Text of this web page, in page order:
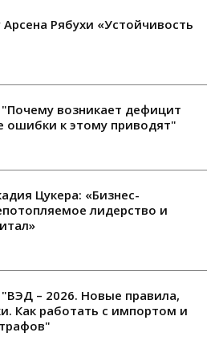
Рябухи «Устойчивость
возникает дефицит
ошибки к этому приводят"
Цукера: «Бизнес-
лидерство и
– 2026. Новые правила,
Как работать с импортом и